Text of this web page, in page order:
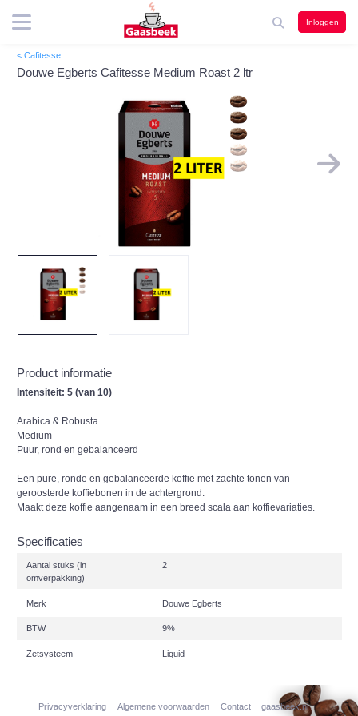
Inloggen
< Cafitesse
Douwe Egberts Cafitesse Medium Roast 2 ltr
Product informatie
Intensiteit: 5 (van 10)
Arabica & Robusta
Medium
Puur, rond en gebalanceerd
Een pure, ronde en gebalanceerde koffie met zachte tonen van
geroosterde koffiebonen in de achtergrond.
Maakt deze koffie aangenaam in een breed scala aan koffievariaties.
Specificaties
Aantal stuks (in
omverpakking)
2
Merk Douwe Egberts
BTW 9%
Zetsysteem Liquid
Privacyverklaring Algemene voorwaarden Contact gaasbeek.nl